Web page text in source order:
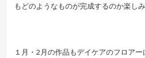
もどのようなものが完成するのか楽しみ
１月・2月の作品もデイケアのフロアー